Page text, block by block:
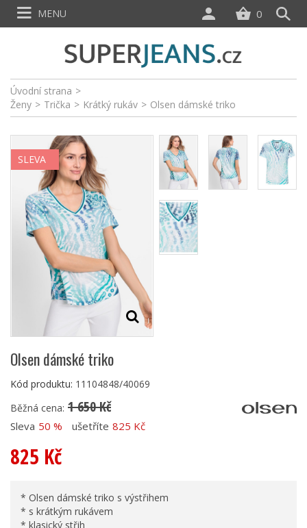
Úvodní strana >
Ženy > Trička > Krátký rukáv > Olsen dámské triko
SLEVA
Olsen dámské triko
Kód produktu: 11104848/40069
Běžná cena: 1 650 Kč
Sleva 50 % ušetříte 825 Kč
825 Kč
* Olsen dámské triko s výstřihem
* s krátkým rukávem
* klasický střih
0
MENU